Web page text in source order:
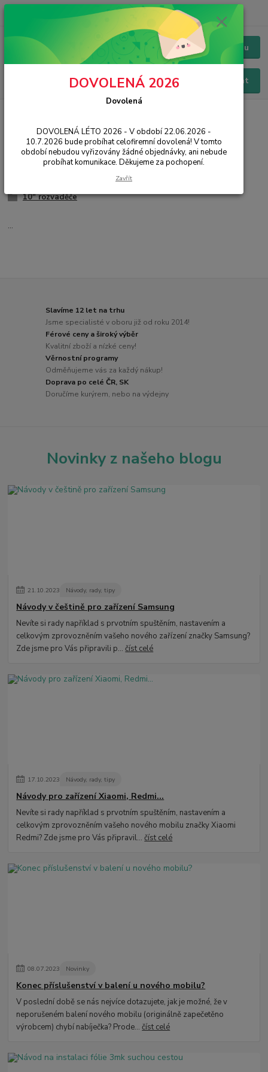
Menu
Hledat
Chat / Online podpora - 24/7
Rozvaděče
Příslušenství
10" rozvaděče
...
Slavíme 12 let na trhu
Jsme specialisté v oboru již od roku 2014!
Férové ceny a široký výběr
Kvalitní zboží a nízké ceny!
Věrnostní programy
Odměňujeme vás za každý nákup!
Doprava po celé ČR, SK
Doručíme kurýrem, nebo na výdejny
Novinky z našeho blogu
21.10.2023 Návody, rady, tipy
Návody v češtině pro zařízení Samsung
Nevíte si rady například s prvotním spuštěním, nastavením a
celkovým zprovozněním vašeho nového zařízení značky Samsung?
Zde jsme pro Vás připravili p...číst celé
17.10.2023 Návody, rady, tipy
Návody pro zařízení Xiaomi, Redmi...
Nevíte si rady například s prvotním spuštěním, nastavením a
celkovým zprovozněním vašeho nového mobilu značky Xiaomi
Redmi? Zde jsme pro Vás připravil...číst celé
08.07.2023 Novinky
Konec příslušenství v balení u nového mobilu?
V poslední době se nás nejvíce dotazujete, jak je možné, že v
neporušeném balení nového mobilu (originálně zapečetěno
výrobcem) chybí nabíječka? Prode...číst celé
DOVOLENÁ 2026
Dovolená
DOVOLENÁ LÉTO 2026 - V období 22.06.2026 -
10.7.2026 bude probíhat celofiremní dovolená! V tomto
období nebudou vyřizovány žádné objednávky, ani nebude
probíhat komunikace. Děkujeme za pochopení.
Zavřít